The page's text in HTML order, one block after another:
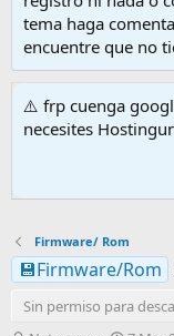
tema haga
encuentre que no
⚠️ Por favor leer el
inconvenientes
Firmware/ Rom
💾Firmware/Rom
Sin permiso para